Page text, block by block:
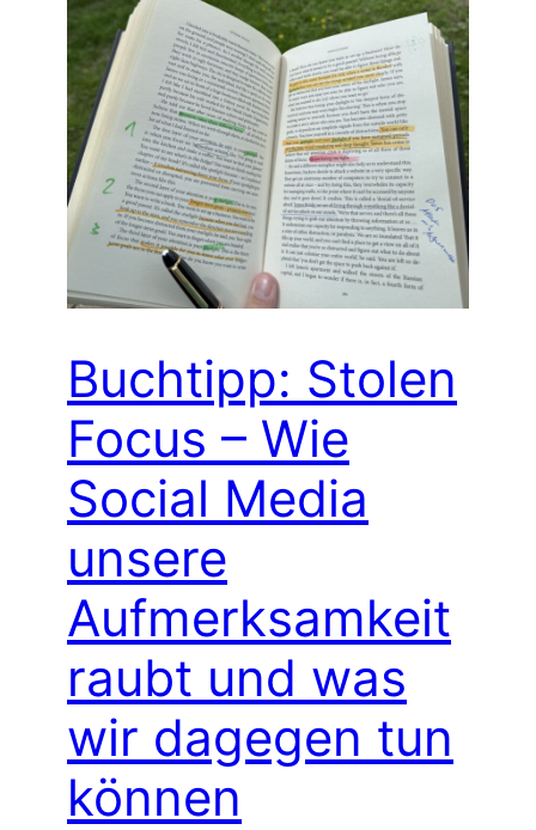
Buchtipp: Stolen
Focus – Wie
Social Media
unsere
Aufmerksamkeit
raubt und was
wir dagegen tun
können